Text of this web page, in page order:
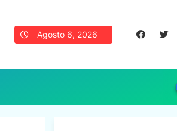
Agosto 6, 2026